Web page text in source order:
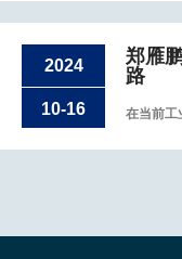
2024
10-16
郑雁
路
在当前工